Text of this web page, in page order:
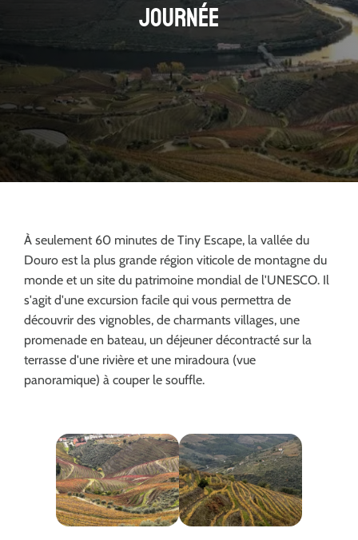
journée
À seulement 60 minutes de Tiny Escape, la vallée du
Douro est la plus grande région viticole de montagne du
monde et un site du patrimoine mondial de l'UNESCO. Il
s'agit d'une excursion facile qui vous permettra de
découvrir des vignobles, de charmants villages, une
promenade en bateau, un déjeuner décontracté sur la
terrasse d'une rivière et une miradoura (vue
panoramique) à couper le souffle.